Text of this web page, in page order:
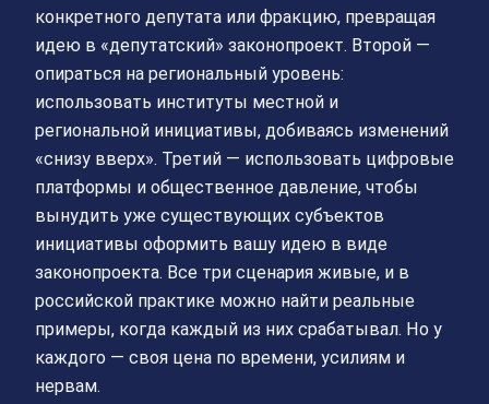
конкретного депутата или фракцию, превращая
идею в «депутатский» законопроект. Второй —
опираться на региональный уровень:
использовать институты местной и
региональной инициативы, добиваясь изменений
«снизу вверх». Третий — использовать цифровые
платформы и общественное давление, чтобы
вынудить уже существующих субъектов
инициативы оформить вашу идею в виде
законопроекта. Все три сценария живые, и в
российской практике можно найти реальные
примеры, когда каждый из них срабатывал. Но у
каждого — своя цена по времени, усилиям и
нервам.